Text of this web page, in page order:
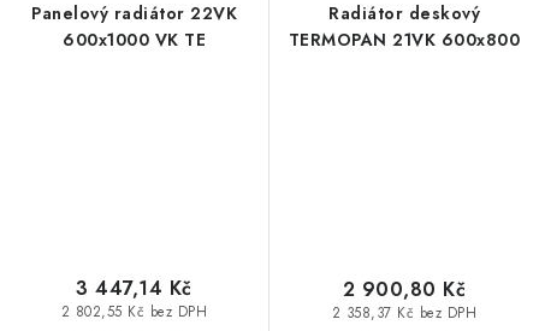
Panelový radiátor 22VK
600x1000 VK TE
2 802,55 Kč bez DPH
3 447,14 Kč
Radiátor deskový
TERMOPAN 21VK 600x800
2 358,37 Kč bez DPH
2 900,80 Kč